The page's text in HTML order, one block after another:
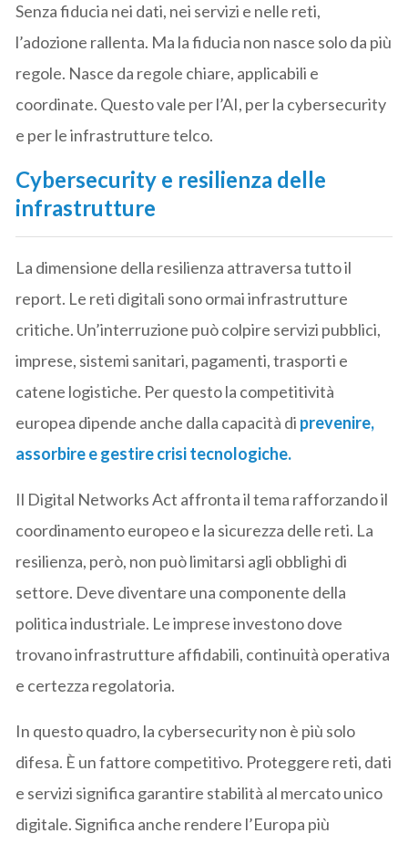
Senza fiducia nei dati, nei servizi e nelle reti,
l’adozione rallenta. Ma la fiducia non nasce solo da più
regole. Nasce da regole chiare, applicabili e
coordinate. Questo vale per l’AI, per la cybersecurity
e per le infrastrutture telco.
Cybersecurity e resilienza delle
infrastrutture
La dimensione della resilienza attraversa tutto il
report. Le reti digitali sono ormai infrastrutture
critiche. Un’interruzione può colpire servizi pubblici,
imprese, sistemi sanitari, pagamenti, trasporti e
catene logistiche. Per questo la competitività
europea dipende anche dalla capacità di prevenire,
assorbire e gestire crisi tecnologiche.
Il Digital Networks Act affronta il tema rafforzando il
coordinamento europeo e la sicurezza delle reti. La
resilienza, però, non può limitarsi agli obblighi di
settore. Deve diventare una componente della
politica industriale. Le imprese investono dove
trovano infrastrutture affidabili, continuità operativa
e certezza regolatoria.
In questo quadro, la cybersecurity non è più solo
difesa. È un fattore competitivo. Proteggere reti, dati
e servizi significa garantire stabilità al mercato unico
digitale. Significa anche rendere l’Europa più